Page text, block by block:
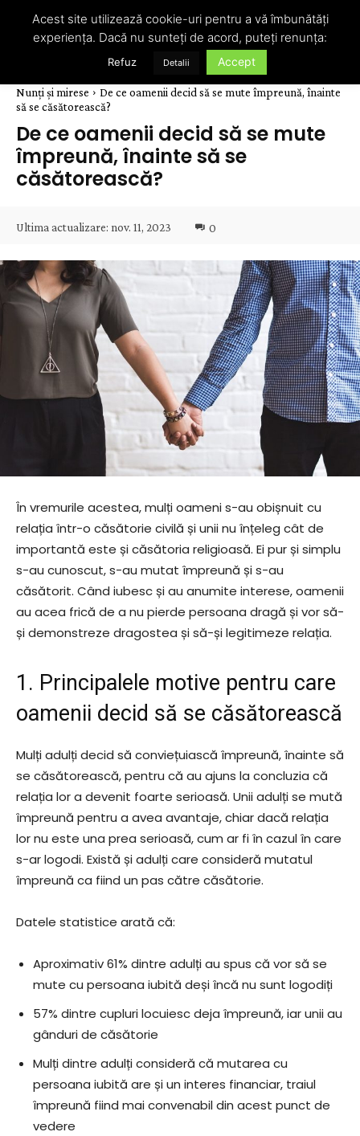
Nunți și mirese
De ce oamenii decid să se mute împreună, înainte
să se căsătorească?
De ce oamenii decid să se mute
împreună, înainte să se
căsătorească?
Ultima actualizare: nov. 11, 2023 0
În vremurile acestea, mulți oameni s-au obișnuit cu
relația într-o căsătorie civilă și unii nu înțeleg cât de
importantă este și căsătoria religioasă. Ei pur și simplu
s-au cunoscut, s-au mutat împreună și s-au
căsătorit. Când iubesc și au anumite interese, oamenii
au acea frică de a nu pierde persoana dragă și vor să-
și demonstreze dragostea și să-și legitimeze relația.
1. Principalele motive pentru care
oamenii decid să se căsătorească
Mulți adulți decid să conviețuiască împreună, înainte să
se căsătorească, pentru că au ajuns la concluzia că
relația lor a devenit foarte serioasă. Unii adulți se mută
împreună pentru a avea avantaje, chiar dacă relația
lor nu este una prea serioasă, cum ar fi în cazul în care
s-ar logodi. Există și adulți care consideră mutatul
împreună ca fiind un pas către căsătorie.
Datele statistice arată că:
Aproximativ 61% dintre adulți au spus că vor să se
mute cu persoana iubită deși încă nu sunt logodiți
57% dintre cupluri locuiesc deja împreună, iar unii au
gânduri de căsătorie
Mulți dintre adulți consideră că mutarea cu
persoana iubită are și un interes financiar, traiul
împreună fiind mai convenabil din acest punct de
vedere
Acest site utilizează cookie-uri pentru a vă îmbunătăți
experiența. Dacă nu sunteți de acord, puteți renunța:
Refuz Detalii Accept